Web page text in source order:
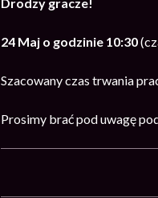
Drodzy gracze!
24 Maj o godzinie 10:30
Szacowany czas trwania
Prosimy brać pod uwagę